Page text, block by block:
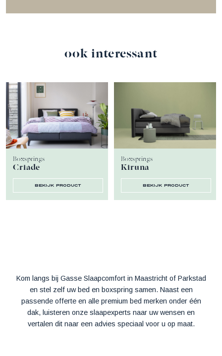
ook interessant
Boxsprings
Criade
bekijk product
Boxsprings
Kiruna
bekijk product
Kom langs bij Gasse Slaapcomfort in Maastricht of Parkstad
en stel zelf uw bed en boxspring samen. Naast een
passende offerte en alle premium bed merken onder één
dak, luisteren onze slaapexperts naar uw wensen en
vertalen dit naar een advies speciaal voor u op maat.